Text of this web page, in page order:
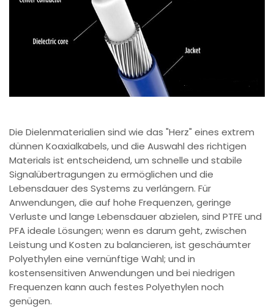
Die Dielenmaterialien sind wie das "Herz" eines extrem
dünnen Koaxialkabels, und die Auswahl des richtigen
Materials ist entscheidend, um schnelle und stabile
Signalübertragungen zu ermöglichen und die
Lebensdauer des Systems zu verlängern. Für
Anwendungen, die auf hohe Frequenzen, geringe
Verluste und lange Lebensdauer abzielen, sind PTFE und
PFA ideale Lösungen; wenn es darum geht, zwischen
Leistung und Kosten zu balancieren, ist geschäumter
Polyethylen eine vernünftige Wahl; und in
kostensensitiven Anwendungen und bei niedrigen
Frequenzen kann auch festes Polyethylen noch
genügen.